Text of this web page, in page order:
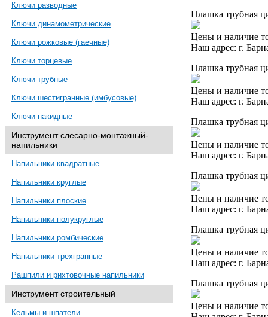
Ключи разводные
Ключи динамометрические
Ключи рожковые (гаечные)
Ключи торцевые
Ключи трубные
Ключи шестигранные (имбусовые)
Ключи накидные
Инструмент слесарно-монтажный-
напильники
Напильники квадратные
Напильники круглые
Напильники плоские
Напильники полукруглые
Напильники ромбические
Напильники трехгранные
Рашпили и рихтовочные напильники
Инструмент строительный
Кельмы и шпатели
Плашка трубная
Цены и наличие
Наш адрес: г.
Плашка трубная
Цены и наличие
Наш адрес: г.
Плашка трубная
Цены и наличие
Наш адрес: г.
Плашка трубная
Цены и наличие
Наш адрес: г.
Плашка трубная
Цены и наличие
Наш адрес: г.
Плашка трубная
Цены и наличие